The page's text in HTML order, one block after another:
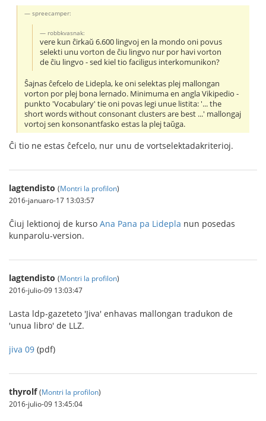
spreecamper:
robbkvasnak:
vere kun ĉirkaŭ 6.600 lingvoj en la mondo oni povus
selekti unu vorton de ĉiu lingvo nur por havi vorton
de ĉiu lingvo - sed kiel tio faciligus interkomunikon?
Ŝajnas ĉefcelo de Lidepla, ke oni selektas plej mallongan
vorton por plej bona lernado. Minimuma en angla Vikipedio -
punkto 'Vocabulary' tie oni povas legi unue listita: '... the
short words without consonant clusters are best ...' mallongaj
vortoj sen konsonantfasko estas la plej taŭga.
Ĉi tio ne estas ĉefcelo, nur unu de vortselektadakriterioj.
lagtendisto (Montri la profilon)
2016-januaro-17 13:03:57
Ĉiuj lektionoj de kurso Ana Pana pa Lidepla nun posedas
kunparolu-version.
lagtendisto (Montri la profilon)
2016-julio-09 13:03:47
Lasta ldp-gazeteto 'Jiva' enhavas mallongan tradukon de
'unua libro' de LLZ.
jiva 09 (pdf)
thyrolf (Montri la profilon)
2016-julio-09 13:45:04